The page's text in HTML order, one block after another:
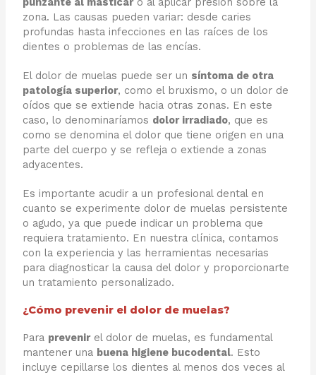
zona. Las causas pueden variar: desde caries
profundas hasta infecciones en las raíces de los
dientes o problemas de las encías.
El dolor de muelas puede ser un síntoma de otra
patología superior, como el bruxismo, o un dolor de
oídos que se extiende hacia otras zonas. En este
caso, lo denominaríamos dolor irradiado, que es
como se denomina el dolor que tiene origen en una
parte del cuerpo y se refleja o extiende a zonas
adyacentes.
Es importante acudir a un profesional dental en
cuanto se experimente dolor de muelas persistente
o agudo, ya que puede indicar un problema que
requiera tratamiento. En nuestra clínica, contamos
con la experiencia y las herramientas necesarias
para diagnosticar la causa del dolor y proporcionarte
un tratamiento personalizado.
¿Cómo prevenir el dolor de muelas?
Para prevenirel dolor de muelas, es fundamental
mantener una buena higiene bucodental. Esto
incluye cepillarse los dientes al menos dos veces al